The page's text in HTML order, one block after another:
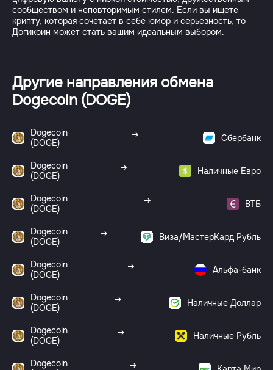
сообществом и неповторимым стилем. Если вы ищете
крипту, которая сочетает в себе юмор и серьезность, то
Догикоин может стать вашим идеальным выбором.
Другие направления обмена
Dogecoin (DOGE)
Dogecoin
(DOGE)
Сбербанк
Dogecoin
(DOGE)
Наличные Евро
Dogecoin
(DOGE)
ВТБ
Dogecoin
(DOGE)
Виза/МастерКард Рубль
Dogecoin
(DOGE)
Альфа-банк
Dogecoin
(DOGE)
Наличные Доллар
Dogecoin
(DOGE)
Наличные Рубль
Dogecoin